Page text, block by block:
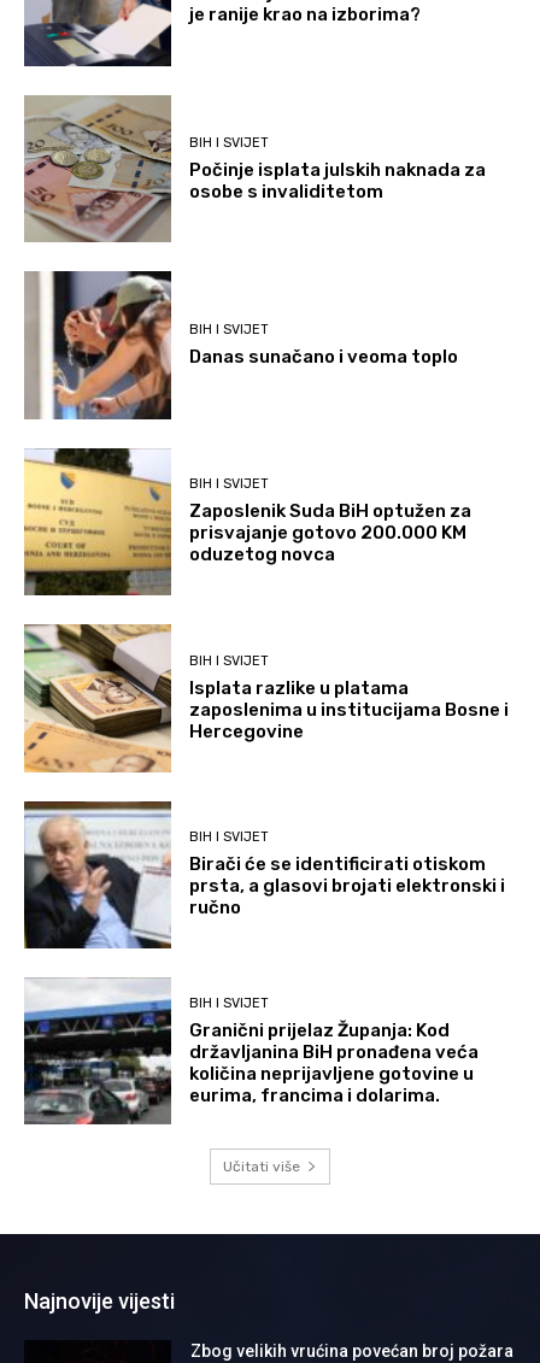
je ranije krao na izborima?
BIH I SVIJET
Počinje isplata julskih naknada za
osobe s invaliditetom
BIH I SVIJET
Danas sunačano i veoma toplo
BIH I SVIJET
Zaposlenik Suda BiH optužen za
prisvajanje gotovo 200.000 KM
oduzetog novca
BIH I SVIJET
Isplata razlike u platama
zaposlenima u institucijama Bosne i
Hercegovine
BIH I SVIJET
Birači će se identificirati otiskom
prsta, a glasovi brojati elektronski i
ručno
BIH I SVIJET
Granični prijelaz Županja: Kod
državljanina BiH pronađena veća
količina neprijavljene gotovine u
eurima, francima i dolarima.
Učitati više
Najnovije vijesti
Zbog velikih vrućina povećan broj požara